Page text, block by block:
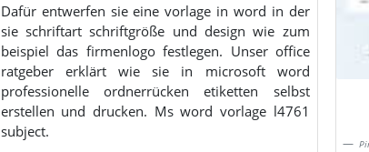
Dafür entwerfen sie eine vorlage in word in der
sie schriftart schriftgröße und design wie zum
beispiel das firmenlogo festlegen. Unser office
ratgeber erklärt wie sie in microsoft word
professionelle ordnerrücken etiketten selbst
erstellen und drucken. Ms word vorlage l4761
subject.